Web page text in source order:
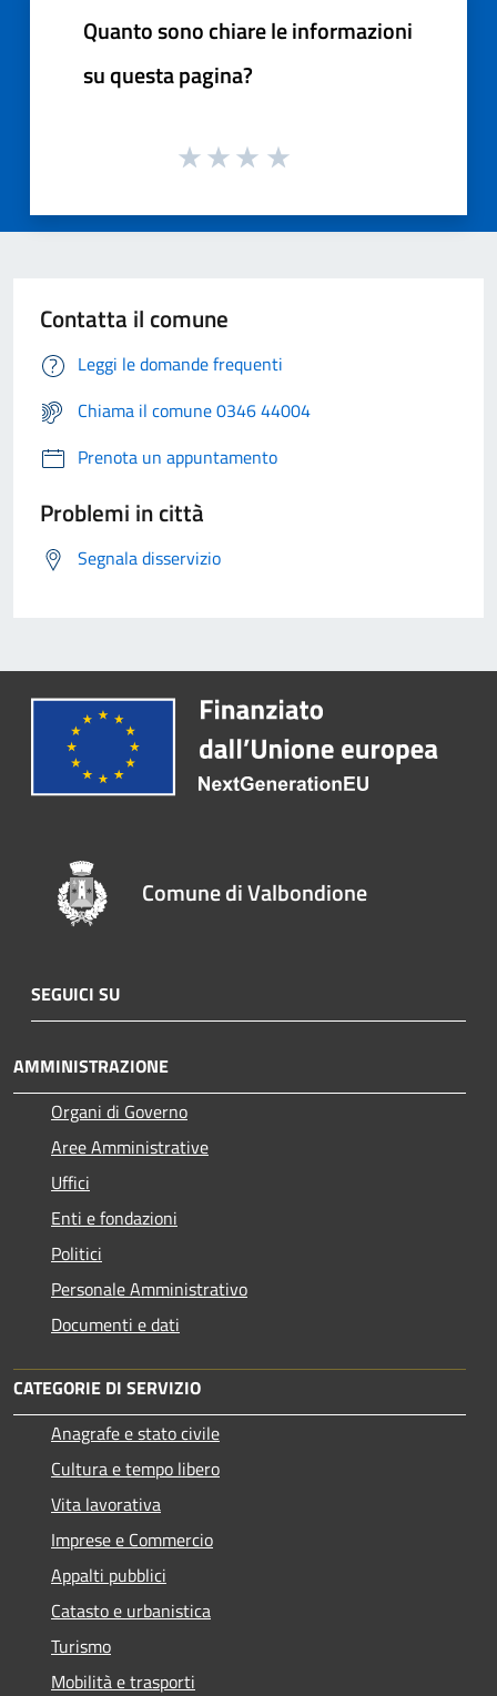
Quanto sono chiare le informazioni
su questa pagina?
Contatta il comune
Leggi le domande frequenti
Chiama il comune 0346 44004
Prenota un appuntamento
Problemi in città
Segnala disservizio
Comune di Valbondione
SEGUICI SU
AMMINISTRAZIONE
Organi di Governo
Aree Amministrative
Uffici
Enti e fondazioni
Politici
Personale Amministrativo
Documenti e dati
CATEGORIE DI SERVIZIO
Anagrafe e stato civile
Cultura e tempo libero
Vita lavorativa
Imprese e Commercio
Appalti pubblici
Catasto e urbanistica
Turismo
Mobilità e trasporti